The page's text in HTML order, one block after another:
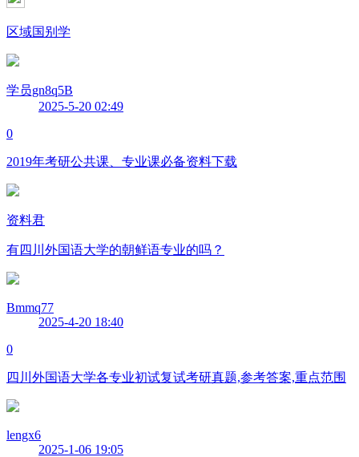
区域国别学
学员gn8q5B
2025-5-20 02:49
0
2019年考研公共课、专业课必备资料下载
资料君
有四川外国语大学的朝鲜语专业的吗？
Bmmq77
2025-4-20 18:40
0
四川外国语大学各专业初试复试考研真题,参考答案,重点范围
lengx6
2025-1-06 19:05